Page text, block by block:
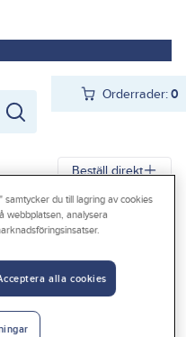
Orderrader:0
Beställ direkt
Hemelektronik
Skärmskydd
samtycker du till lagring av cookies
webbplatsen, analysera
alla cookies